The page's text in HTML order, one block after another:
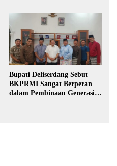
Bupati Deliserdang Sebut
BKPRMI Sangat Berperan
dalam Pembinaan Generasi